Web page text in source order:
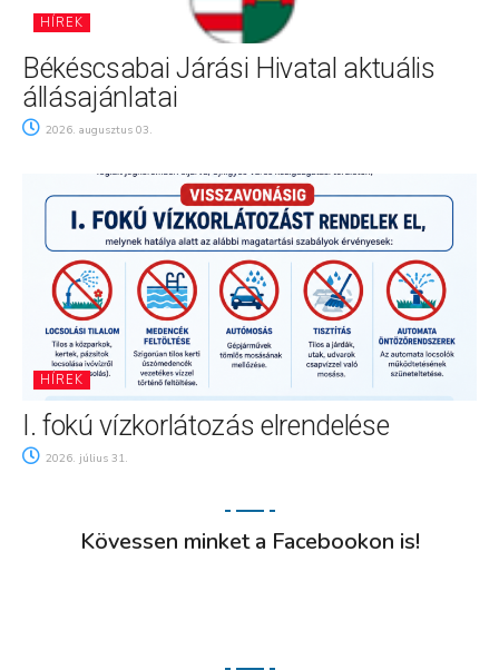
HÍREK
Békéscsabai Járási Hivatal aktuális
állásajánlatai
2026. augusztus 03.
HÍREK
I. fokú vízkorlátozás elrendelése
2026. július 31.
Kövessen minket a Facebookon is!